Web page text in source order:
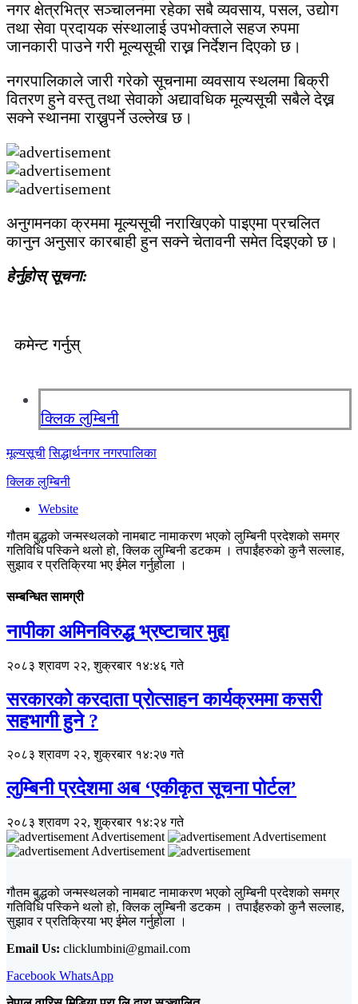
नगर क्षेत्रभित्र सञ्चालनमा रहेका सबै व्यवसाय, पसल, उद्योग
तथा सेवा प्रदायक संस्थालाई उपभोक्ताले सहज रुपमा
जानकारी पाउने गरी मूल्यसूची राख्न निर्देशन दिएको छ।
नगरपालिकाले जारी गरेको सूचनामा व्यवसाय स्थलमा बिक्री
वितरण हुने वस्तु तथा सेवाको अद्यावधिक मूल्यसूची सबैले देख्न
सक्ने स्थानमा राख्नुपर्ने उल्लेख छ।
अनुगमनका क्रममा मूल्यसूची नराखिएको पाइएमा प्रचलित
कानुन अनुसार कारबाही हुन सक्ने चेतावनी समेत दिइएको छ।
हेर्नुहोस् सूचना:
कमेन्ट गर्नुस्
क्लिक लुम्बिनी
मूल्यसूची सिद्धार्थनगर नगरपालिका
क्लिक लुम्बिनी
Website
गौतम बुद्धको जन्मस्थलको नामबाट नामाकरण भएको लुम्बिनी प्रदेशको समग्र
गतिविधि पस्किने थलो हो, क्लिक लुम्बिनी डटकम । तपाईंहरुको कुनै सल्लाह,
सुझाव र प्रतिक्रिया भए ईमेल गर्नुहोला ।
सम्बन्धित सामग्री
नापीका अमिनविरुद्ध भ्रष्टाचार मुद्दा
२०८३ श्रावण २२, शुक्रबार १४:४६ गते
सरकारको करदाता प्रोत्साहन कार्यक्रममा कसरी
सहभागी हुने ?
२०८३ श्रावण २२, शुक्रबार १४:२७ गते
लुम्बिनी प्रदेशमा अब ‘एकीकृत सूचना पोर्टल’
२०८३ श्रावण २२, शुक्रबार १४:२४ गते
Advertisement
Advertisement
Advertisement
गौतम बुद्धको जन्मस्थलको नामबाट नामाकरण भएको लुम्बिनी प्रदेशको समग्र
गतिविधि पस्किने थलो हो, क्लिक लुम्बिनी डटकम । तपाईंहरुको कुनै सल्लाह,
सुझाव र प्रतिक्रिया भए ईमेल गर्नुहोला ।
Email Us: clicklumbini@gmail.com
Facebook WhatsApp